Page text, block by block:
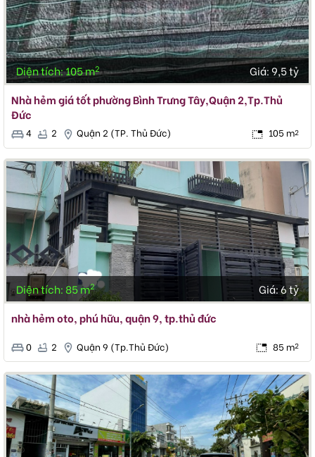
Diện tích: 105 m2 Giá:9,5 tỷ
Nhà hẻm giá tốt phường Bình Trưng Tây,Quận 2,Tp.Thủ
Đức
4 2 Quận 2 (TP. Thủ Đức) 105 m2
Diện tích: 85 m2 Giá:6 tỷ
nhà hẻm oto, phú hữu, quận 9, tp.thủ đức
0 2 Quận 9 (Tp.Thủ Đức) 85 m2